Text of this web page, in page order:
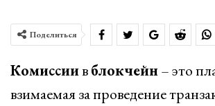
Поделиться
Комиссиивблокчейн– это
взимаемая за проведение